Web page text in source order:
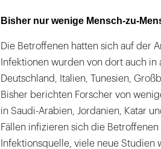
Bisher nur wenige Mensch-zu-
Die Betroffenen hatten sich auf der
Infektionen wurden von dort auch
Deutschland, Italien, Tunesien,
Bisher berichten Forscher von
in Saudi-Arabien, Jordanien, Katar
Fällen infizieren sich die
Infektionsquelle, viele neue Studien